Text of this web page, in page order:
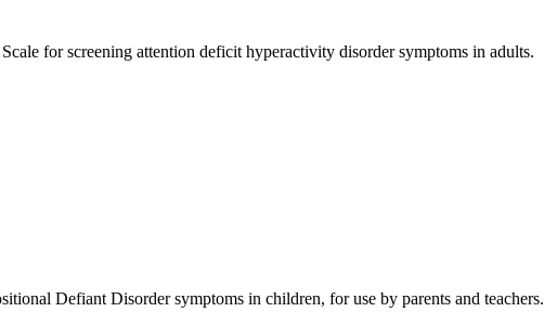
for screening attention deficit hyperactivity disorder symptoms in adults.
Defiant Disorder symptoms in children, for use by parents and teachers.